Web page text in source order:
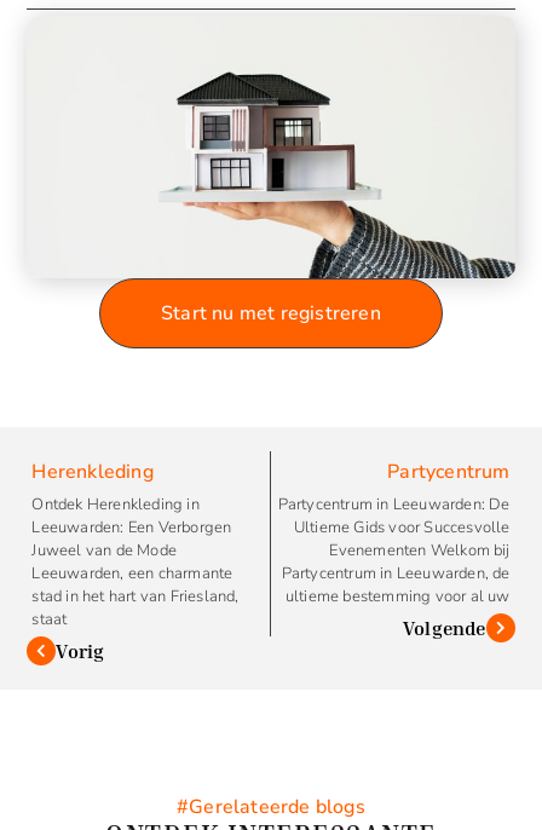
Start nu met registreren
Herenkleding
Ontdek Herenkleding in
Leeuwarden: Een Verborgen
Juweel van de Mode
Leeuwarden, een charmante
stad in het hart van Friesland,
staat
Vorig
Partycentrum
Partycentrum in Leeuwarden: De
Ultieme Gids voor Succesvolle
Evenementen Welkom bij
Partycentrum in Leeuwarden, de
ultieme bestemming voor al uw
Volgende
#Gerelateerde blogs